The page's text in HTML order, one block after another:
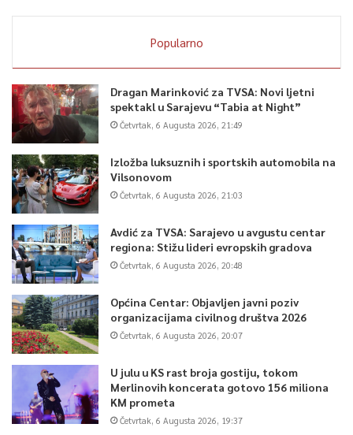
Popularno
Dragan Marinković za TVSA: Novi ljetni
spektakl u Sarajevu “Tabia at Night”
Četvrtak, 6 Augusta 2026, 21:49
Izložba luksuznih i sportskih automobila na
Vilsonovom
Četvrtak, 6 Augusta 2026, 21:03
Avdić za TVSA: Sarajevo u avgustu centar
regiona: Stižu lideri evropskih gradova
Četvrtak, 6 Augusta 2026, 20:48
Općina Centar: Objavljen javni poziv
organizacijama civilnog društva 2026
Četvrtak, 6 Augusta 2026, 20:07
U julu u KS rast broja gostiju, tokom
Merlinovih koncerata gotovo 156 miliona
KM prometa
Četvrtak, 6 Augusta 2026, 19:37